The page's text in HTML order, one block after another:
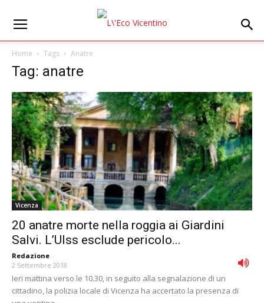
Home Tags Anatre
Tag: anatre
Vicenza
20 anatre morte nella roggia ai Giardini
Salvi. L’Ulss esclude pericolo...
Redazione -
2 Settembre 2018
Ieri mattina verso le 10.30, in seguito alla segnalazione di un
cittadino, la polizia locale di Vicenza ha accertato la presenza di